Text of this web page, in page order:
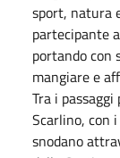
sport, natura
partecipante
portando con
mangiare e
Tra i
Scarlino, con
snodano